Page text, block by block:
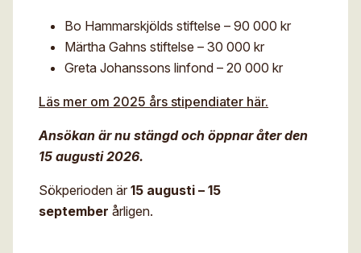
Bo Hammarskjölds stiftelse – 90 000 kr
Märtha Gahns stiftelse – 30 000 kr
Greta Johanssons linfond – 20 000 kr
Läs mer om 2025 års stipendiater här.
Ansökan är nu stängd och öppnar åter den
15 augusti 2026.
Sökperioden är 15 augusti – 15
september årligen.